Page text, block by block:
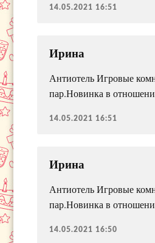
14.05.2021 16:51
Ирина
Антиотель Игровые
пар.Новинка в
14.05.2021 16:51
Ирина
Антиотель Игровые
пар.Новинка в
14.05.2021 16:50